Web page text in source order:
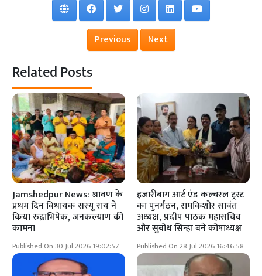
Previous Next
Related Posts
Jamshedpur News: श्रावण के
प्रथम दिन विधायक सरयू राय ने
किया रुद्राभिषेक, जनकल्याण की
कामना
Published On 30 Jul 2026 19:02:57
हजारीबाग आर्ट एंड कल्चरल ट्रस्ट
का पुनर्गठन, रामकिशोर सावंत
अध्यक्ष, प्रदीप पाठक महासचिव
और सुबोध सिन्हा बने कोषाध्यक्ष
Published On 28 Jul 2026 16:46:58